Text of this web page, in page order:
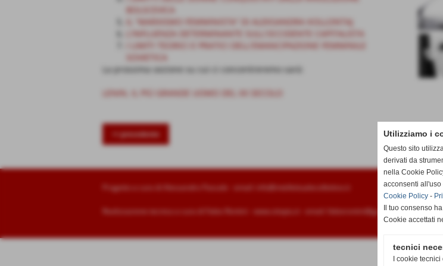
BOLSCEVICA
IL “MARXISMO FEMMINISTA” DI ALEKSANDRA KOLLONTAJ
L'INFLUENZA DETERMINANTE SULL'OCCIDENTE CAPITALISTA
I LIMITI TEORICI E PRATICI DELL'EMANCIPAZIONE FEMMINILE
SOVIETICA
La prossima sezione su cui ci concentreremo sarà:
LENIN, IL PIÙ GRANDE UOMO DEL XX SECOLO
<< precedente
Progetto a cura di Alessandro Pascale - email: info@intellettualecollettivo.it
www.sitopiu.it fabiorontini@gmail.com
Utilizziamo i
Questo sito
derivati da
nella Cookie
acconsenti
Cookie Policy -
Il tuo consenso
Cookie accettati
tecnici
I cookie